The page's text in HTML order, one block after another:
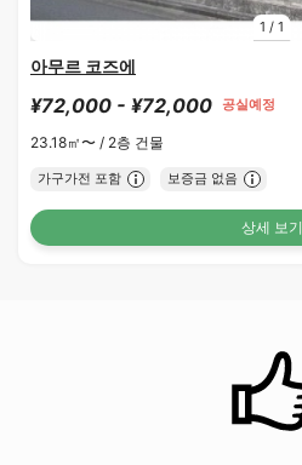
1 / 1
아무르 코즈에
¥72,000 - ¥72,000 공실예정
23.18㎡〜 / 2층 건물
가구가전 포함 보증금 없음
상세 보기